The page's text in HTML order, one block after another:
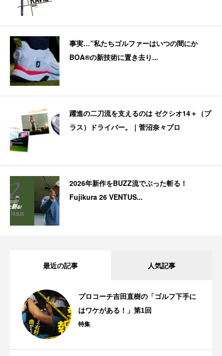
事実…”私たちゴルファーはいつの間にか
BOA®の新技術に置き去り...
躍進の二刀流を支えるのは ゼクシオ14＋（プ
ラス）ドライバー。｜菅沼奈々プロ
2026年新作をBUZZ流でぶった斬る！
Fujikura 26 VENTUS...
最近の記事 人気記事
プロコーチ吉田直樹の「ゴルフ下手に
はワケがある！」第1回
特集